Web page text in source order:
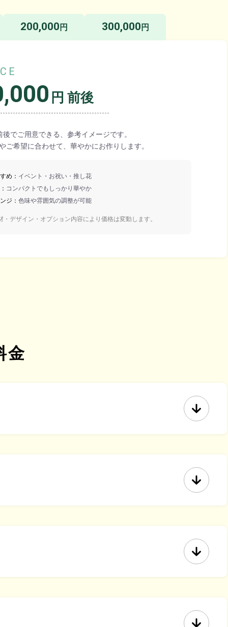
200,000 円 300,000 円
円 前後
後でご用意できる、参考イメージです。
ご希望に合わせて、華やかにお作りします。
め
イベント・お祝い・推し花
コンパクトでもしっかり華やか
ジ
色味や雰囲気の調整が可能
・デザイン・オプション内容により価格は変動します。
金